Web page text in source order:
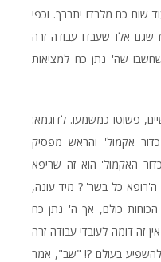
שום כח מלבדו יתברך. וכפי
אלו שעבדו עבודה זרה
שה' נתן כח למציאות
פשוטו כמשמעו. לדוגמא:
אקמול' והראש מפסיק
האקמול' הוא זה שריפא
ה'רופא כל בשר' ? מיד עונה,
כולם, אך ה' נתן כח
זה דומה לעובדי עבודה זרה
להשפיע בעולם ?! "שב", אמר